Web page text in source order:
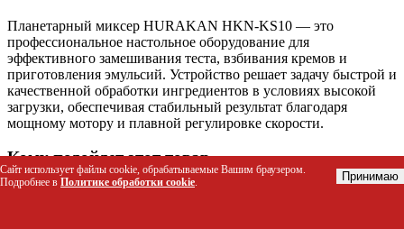
Планетарный миксер HURAKAN HKN-KS10 — это
профессиональное настольное оборудование для
эффективного замешивания теста, взбивания кремов и
приготовления эмульсий. Устройство решает задачу быстрой и
качественной обработки ингредиентов в условиях высокой
загрузки, обеспечивая стабильный результат благодаря
мощному мотору и плавной регулировке скорости.
Кому подойдет этот товар
Владельцам мини-пекарен и кондитерских цехов для
Сайт использует файлы cookie, обрабатываемые Вашим браузером.
Подробнее в Политике обработки cookie. Принимаю